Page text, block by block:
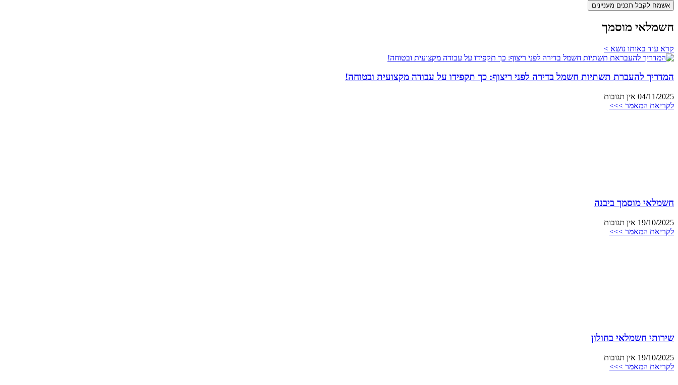
אשמח לקבל תכנים מעניינים
חשמלאי מוסמך
קרא עוד באותו נושא >
המדריך להעברת תשתיות חשמל בדירה לפני ריצוף: כך תקפידו על עבודה מקצועית ובטוחה!
04/11/2025 אין תגובות
לקריאת המאמר >>>
חשמלאי מוסמך ביבנה
19/10/2025 אין תגובות
לקריאת המאמר >>>
שירותי חשמלאי בחולון
19/10/2025 אין תגובות
לקריאת המאמר >>>